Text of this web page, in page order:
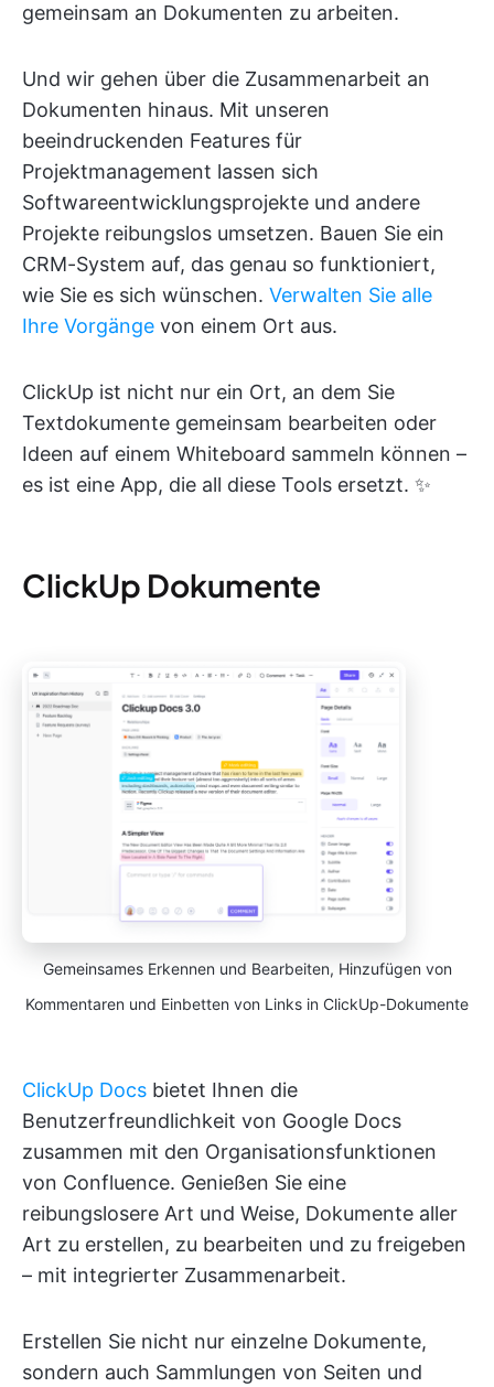
gemeinsam an Dokumenten zu arbeiten.
Und wir gehen über die Zusammenarbeit an
Dokumenten hinaus. Mit unseren
beeindruckenden Features für
Projektmanagement lassen sich
Softwareentwicklungsprojekte und andere
Projekte reibungslos umsetzen. Bauen Sie ein
CRM-System auf, das genau so funktioniert,
wie Sie es sich wünschen. Verwalten Sie alle
Ihre Vorgänge von einem Ort aus.
ClickUp ist nicht nur ein Ort, an dem Sie
Textdokumente gemeinsam bearbeiten oder
Ideen auf einem Whiteboard sammeln können –
es ist eine App, die all diese Tools ersetzt. ✨
ClickUp Dokumente
Gemeinsames Erkennen und Bearbeiten, Hinzufügen von
Kommentaren und Einbetten von Links in ClickUp-Dokumente
ClickUp Docs bietet Ihnen die
Benutzerfreundlichkeit von Google Docs
zusammen mit den Organisationsfunktionen
von Confluence. Genießen Sie eine
reibungslosere Art und Weise, Dokumente aller
Art zu erstellen, zu bearbeiten und zu freigeben
– mit integrierter Zusammenarbeit.
Erstellen Sie nicht nur einzelne Dokumente,
sondern auch Sammlungen von Seiten und